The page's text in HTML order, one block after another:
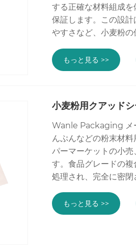
する正確な材料組成
保証します。この設
やすさなど、小麦粉の
もっと見る >>
小麦粉用クアッド
Wanle Packaging メ
んぷんなどの粉末材
パーマーケットの小
す。食品グレードの複
処理され、完全に密
もっと見る >>